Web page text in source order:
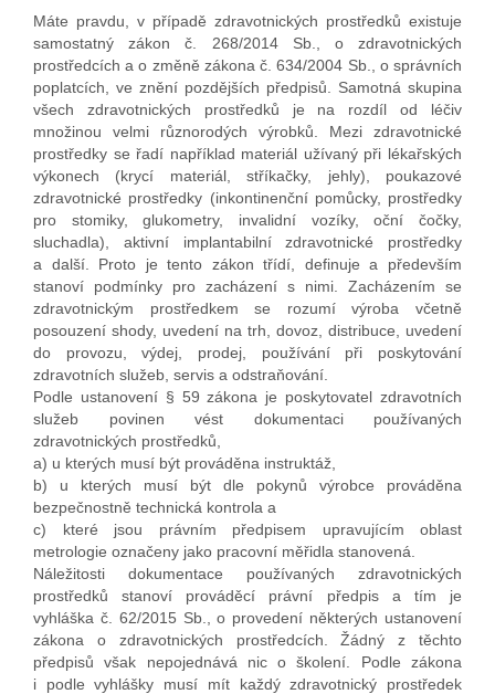
Máte pravdu, v případě zdravotnických prostředků existuje
samostatný zákon č. 268/2014 Sb., o zdravotnických
prostředcích a o změně zákona č. 634/2004 Sb., o správních
poplatcích, ve znění pozdějších předpisů. Samotná skupina
všech zdravotnických prostředků je na rozdíl od léčiv
množinou velmi různorodých výrobků. Mezi zdravotnické
prostředky se řadí například materiál užívaný při lékařských
výkonech (krycí materiál, stříkačky, jehly), poukazové
zdravotnické prostředky (inkontinenční pomůcky, prostředky
pro stomiky, glukometry, invalidní vozíky, oční čočky,
sluchadla), aktivní implantabilní zdravotnické prostředky
a další. Proto je tento zákon třídí, definuje a především
stanoví podmínky pro zacházení s nimi. Zacházením se
zdravotnickým prostředkem se rozumí výroba včetně
posouzení shody, uvedení na trh, dovoz, distribuce, uvedení
do provozu, výdej, prodej, používání při poskytování
zdravotních služeb, servis a odstraňování.
Podle ustanovení § 59 zákona je poskytovatel zdravotních
služeb povinen vést dokumentaci používaných
zdravotnických prostředků,
a) u kterých musí být prováděna instruktáž,
b) u kterých musí být dle pokynů výrobce prováděna
bezpečnostně technická kontrola a
c) které jsou právním předpisem upravujícím oblast
metrologie označeny jako pracovní měřidla stanovená.
Náležitosti dokumentace používaných zdravotnických
prostředků stanoví prováděcí právní předpis a tím je
vyhláška č. 62/2015 Sb., o provedení některých ustanovení
zákona o zdravotnických prostředcích. Žádný z těchto
předpisů však nepojednává nic o školení. Podle zákona
i podle vyhlášky musí mít každý zdravotnický prostředek